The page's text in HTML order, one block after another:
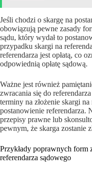
Jeśli chodzi o skargę na
obowiązują pewne zasady
sądu, który wydał to
przypadku skargi na
referendarza jest opłatą, co
odpowiednią opłatę sądową.
Ważne jest również
zwracania się do
terminy na złożenie skargi
postanowienie referendarza.
przepisy prawne lub
pewnym, że skarga zostanie
Przykłady poprawnych
referendarza sądowego